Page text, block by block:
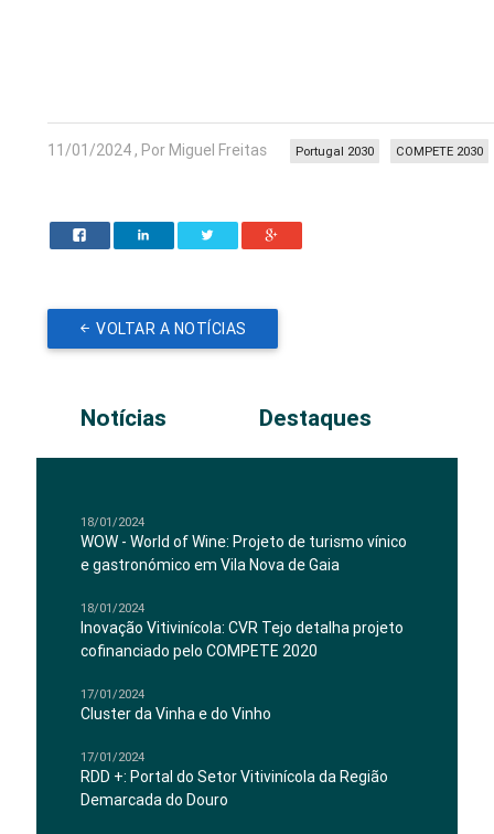
11/01/2024 , Por Miguel Freitas COMPETE 2030
Portugal 2030
VOLTAR A NOTÍCIAS
Notícias Destaques
18/01/2024
WOW - World of Wine: Projeto de turismo vínico
e gastronómico em Vila Nova de Gaia
18/01/2024
Inovação Vitivinícola: CVR Tejo detalha projeto
cofinanciado pelo COMPETE 2020
17/01/2024
Cluster da Vinha e do Vinho
17/01/2024
RDD +: Portal do Setor Vitivinícola da Região
Demarcada do Douro